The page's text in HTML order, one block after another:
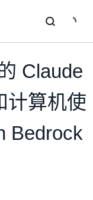
Claude
计算机使
Bedrock